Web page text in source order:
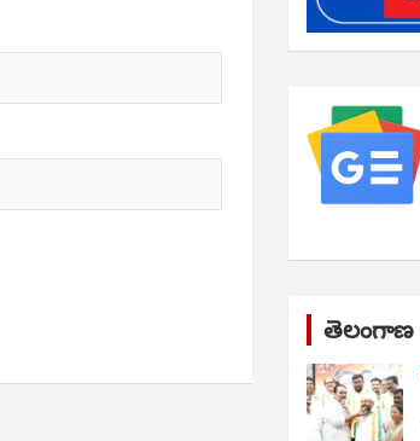
తెలంగాణ